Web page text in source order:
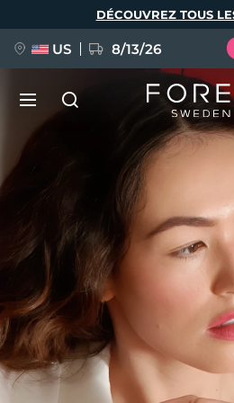
DÉCOUVREZ TOUS
US 8/13/26
FAQ™ Pure Beauty-Tech
BREAKING NEWS
issa™ Teeth Whitening Set
Langue
English Deutsch
Français
Polski
Svenska
Türkçe
简体中文